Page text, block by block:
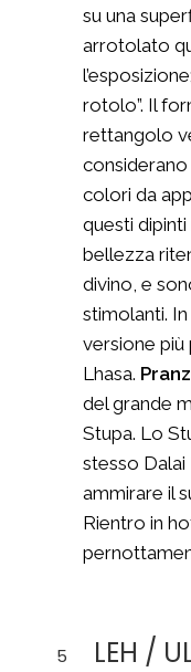
su una
arrotolato
rotolo”. Il
rettangolo
colori da
questi
bellezza
divino, e
stimolanti.
versione più
Lhasa.
del grande
Stupa. Lo
stesso Dalai
ammirare il
Rientro in
5 LEH /